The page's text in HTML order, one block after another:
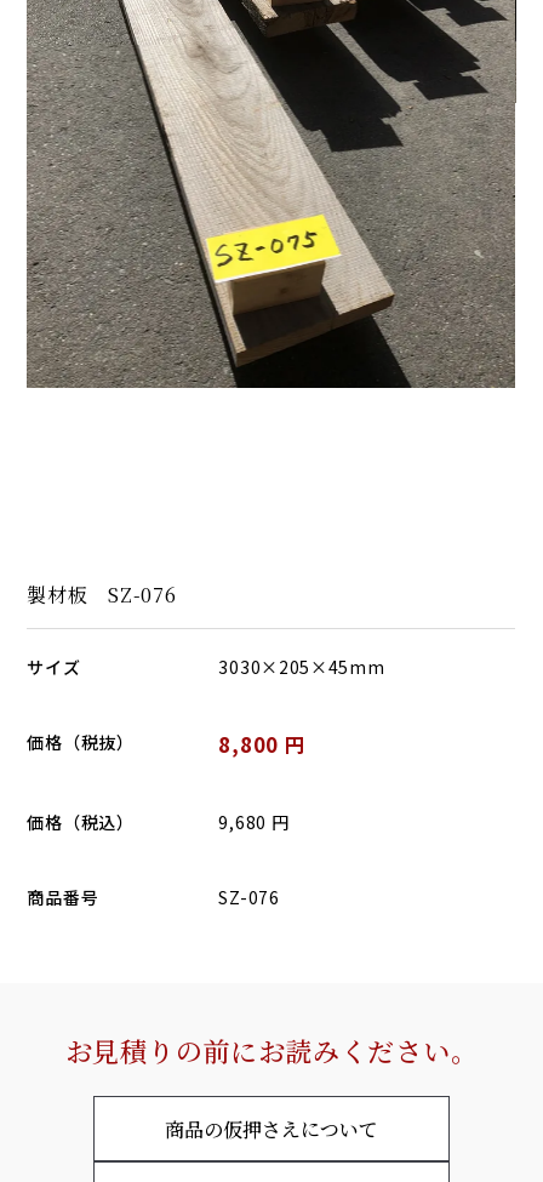
製材板 SZ-076
サイズ 3030×205×45mm
価格（税抜） 8,800 円
価格（税込） 9,680 円
商品番号 SZ-076
お見積りの前にお読みください。
商品の仮押さえについて